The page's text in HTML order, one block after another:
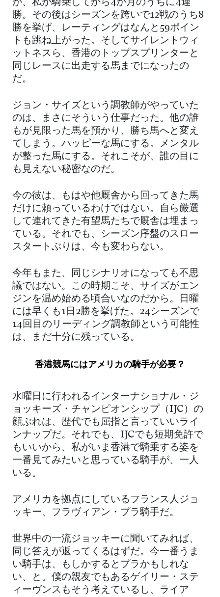
が、私が騎乗してから4か月のうちに4連
勝。その後はシーズンを跨いで12戦のうち8
勝を挙げ、レーティングはなんと59ポイン
トも跳ね上がった。そしてサイレントウィ
ットネスら、香港のトップスプリンターと
同じレースに出走する馬までになったの
だ。
ジョン・サイズという調教師がやっていた
のは、まさにそういう仕事だった。他の誰
もが見限った馬を預かり、勝ち馬へと変え
てしまう。ハッピーな馬にする。メンタル
が整った馬にする。それこそが、誰の目に
も見えない秘密なのだ。
今の彼は、もはや他厩舎から回ってきた馬
だけに頼っているわけではない。自ら厳選
して連れてきた有望馬たちで厩舎は埋まっ
ている。それでも、シーズン序盤のスロー
スタートぶりは、今も変わらない。
今年もまた、同じシナリオになっても不思
議ではない。この時期こそ、サイズがエン
ジンを温め始める頃合いなのだから。日曜
には早くも1日2勝を挙げた。24シーズンで
14回目のリーディング調教師という可能性
は、まだ十分に残っている。
香港競馬にはアメリカの騎手が必要？
水曜日に行われるインターナショナル・ジ
ョッキーズ・チャンピオンシップ（IJC）の
顔ぶれは、歴代でも屈指と言っていいライ
ンナップだ。それでも、IJCでも短期免許で
もいいから、私がいま香港で騎乗する姿を
一番見てみたいと思っている騎手が、一人
いる。
アメリカを拠点にしているフランス人ジョ
ッキー、フラヴィアン・プラ騎手だ。
世界中の一流ジョッキーに聞いてみれば、
同じ答えが返ってくるはずだ。今一番うま
い騎手は、もしかするとプラかもしれな
い、と。僕の親友でもあるゲイリー・ステ
ィーヴンスもそう考えているし、ライア